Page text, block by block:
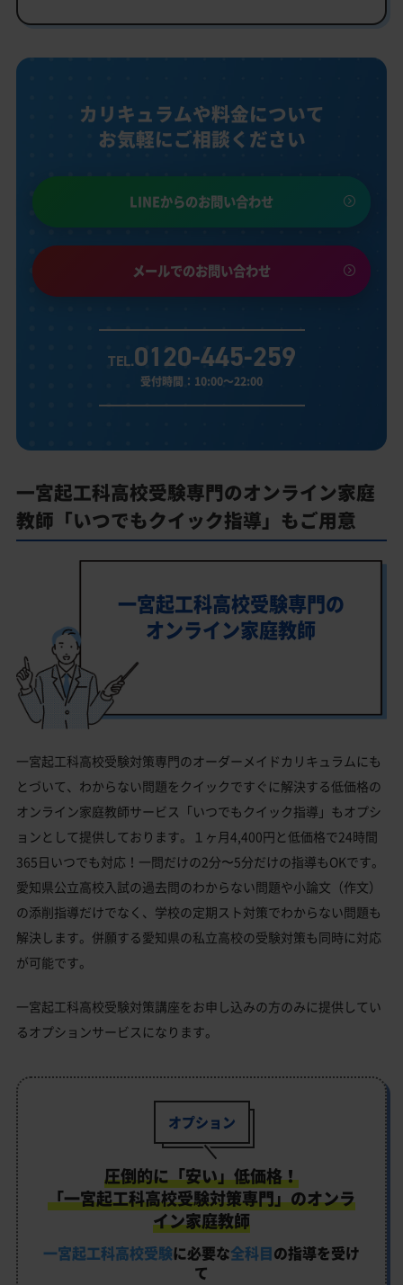
カリキュラムや料金について
お気軽にご相談ください
LINEからのお問い合わせ
メールでのお問い合わせ
TEL.0120-445-259
受付時間：10:00～22:00
一宮起工科高校受験専門のオンライン家庭
教師「いつでもクイック指導」もご用意
一宮起工科高校受験専門の
オンライン家庭教師
一宮起工科高校受験対策専門のオーダーメイドカリキュラムにも
とづいて、わからない問題をクイックですぐに解決する低価格の
オンライン家庭教師サービス「いつでもクイック指導」もオプシ
ョンとして提供しております。１ヶ月4,400円と低価格で24時間
365日いつでも対応！一問だけの2分〜5分だけの指導もOKです。
愛知県公立高校入試の過去問のわからない問題や小論文（作文）
の添削指導だけでなく、学校の定期スト対策でわからない問題も
解決します。併願する愛知県の私立高校の受験対策も同時に対応
が可能です。
一宮起工科高校受験対策講座をお申し込みの方のみに提供してい
るオプションサービスになります。
オプション
圧倒的に「安い」低価格！
「一宮起工科高校受験対策専門」のオンラ
イン家庭教師
一宮起工科高校受験に必要な全科目の指導を受け
て